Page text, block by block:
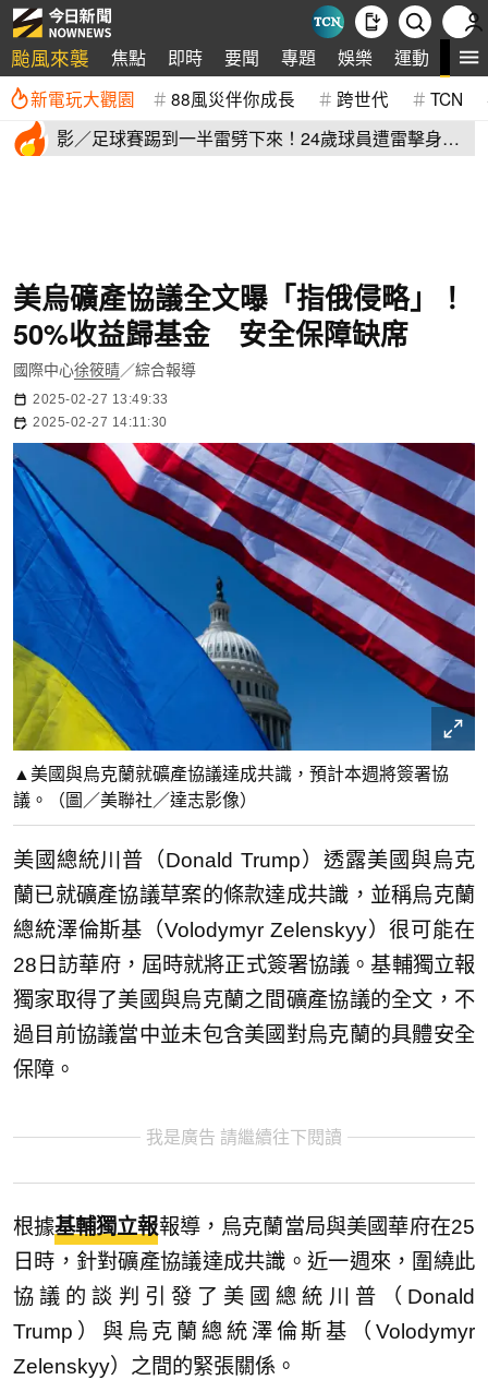
颱風來襲 焦點 即時 要聞 專題 娛樂 運動 全
新電玩大觀園 88風災伴你成長 跨世代 TCN
影／足球賽踢到一半雷劈下來！24歲球員遭雷擊身
美烏礦產協議全文曝「指俄侵略」！
50%收益歸基金 安全保障缺席
國際中心徐筱晴／綜合報導
2025-02-27 13:49:33
2025-02-27 14:11:30
▲美國與烏克蘭就礦產協議達成共識，預計本週將簽署協
議。（圖／美聯社／達志影像）
美國總統川普（Donald Trump）透露美國與烏克
蘭已就礦產協議草案的條款達成共識，並稱烏克蘭
總統澤倫斯基（Volodymyr Zelenskyy）很可能在
28日訪華府，屆時就將正式簽署協議。基輔獨立報
獨家取得了美國與烏克蘭之間礦產協議的全文，不
過目前協議當中並未包含美國對烏克蘭的具體安全
保障。
我是廣告 請繼續往下閱讀
根據基輔獨立報報導，烏克蘭當局與美國華府在25
日時，針對礦產協議達成共識。近一週來，圍繞此
協議的談判引發了美國總統川普（Donald
Trump）與烏克蘭總統澤倫斯基（Volodymyr
Zelenskyy）之間的緊張關係。